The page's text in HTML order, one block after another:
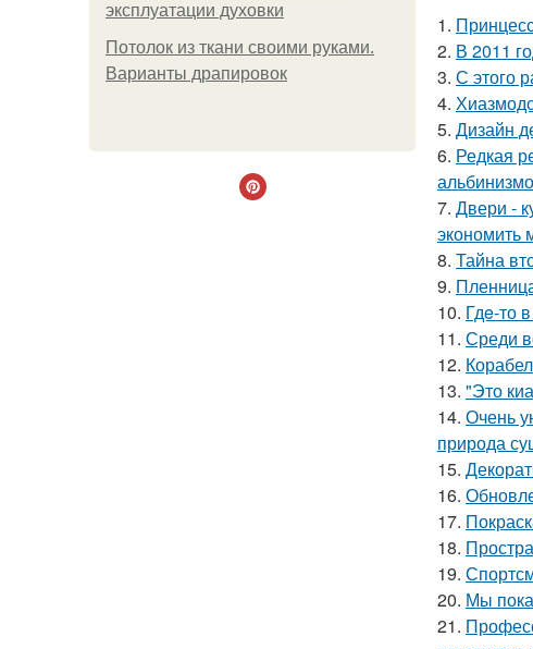
эксплуатации духовки
Потолок из ткани своими руками.
Варианты драпировок
1.
2. В 2011
3. С этого
4.
5. Дизайн
6. Редкая
7. Двери -
экономить
8. Тайна
9.
10. Гдe-то
11. Среди
12.
13. "Это
14. Очень
природа
15.
16.
17.
18.
19.
20. Мы
21.